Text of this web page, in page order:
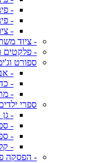
-
-
-
- ציוד
- פלקטים
ספורט
-
-
-
ספרי
-
-
-
-
- הפסקה